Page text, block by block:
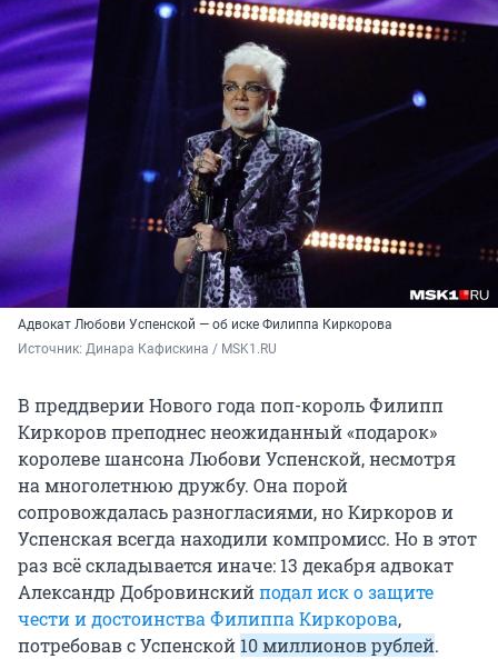
Адвокат Любови Успенской — об иске Филиппа Киркорова
Источник: Динара Кафискина / MSK1.RU
В преддверии Нового года поп-король Филипп
Киркоров преподнес неожиданный «подарок»
королеве шансона Любови Успенской, несмотря
на многолетнюю дружбу. Она порой
сопровождалась разногласиями, но Киркоров и
Успенская всегда находили компромисс. Но в этот
раз всё складывается иначе: 13 декабря адвокат
Александр Добровинскийподал иск о защите
чести и достоинства Филиппа Киркорова,
потребовав с Успенской 10 миллионов рублей.